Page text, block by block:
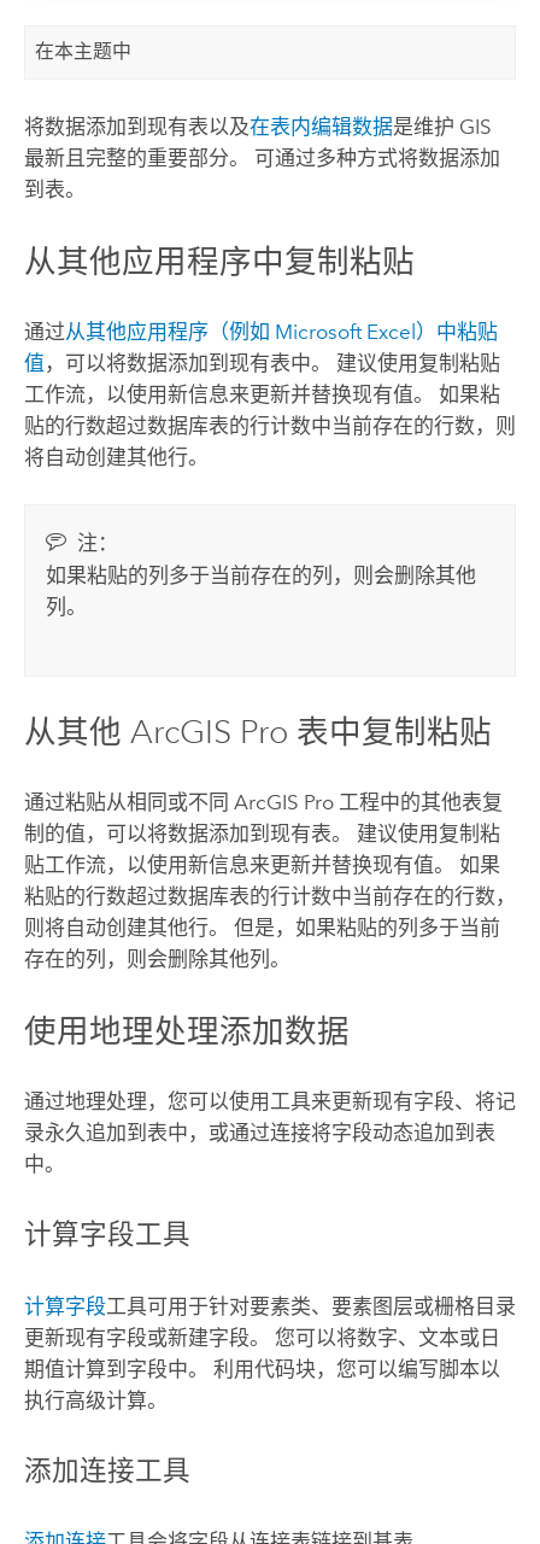
在本主题中
将数据添加到现有表以及在表内编辑数据是维护 GIS
最新且完整的重要部分。 可通过多种方式将数据添加
到表。
从其他应用程序中复制粘贴
通过从其他应用程序（例如 Microsoft Excel ）中粘贴
值 ，可以将数据添加到现有表中。 建议使用复制粘贴
工作流，以使用新信息来更新并替换现有值。 如果粘
贴的行数超过数据库表的行计数中当前存在的行数，则
将自动创建其他行。
注：
如果粘贴的列多于当前存在的列，则会删除其他
列。
从其他 ArcGIS Pro 表中复制粘贴
通过粘贴从相同或不同 ArcGIS Pro工程中的其他表复
制的值，可以将数据添加到现有表。 建议使用复制粘
贴工作流，以使用新信息来更新并替换现有值。 如果
粘贴的行数超过数据库表的行计数中当前存在的行数，
则将自动创建其他行。 但是，如果粘贴的列多于当前
存在的列，则会删除其他列。
使用地理处理添加数据
通过地理处理，您可以使用工具来更新现有字段、将记
录永久追加到表中，或通过连接将字段动态追加到表
中。
计算字段工具
计算字段工具可用于针对要素类、要素图层或栅格目录
更新现有字段或新建字段。 您可以将数字、文本或日
期值计算到字段中。 利用代码块，您可以编写脚本以
执行高级计算。
添加连接工具